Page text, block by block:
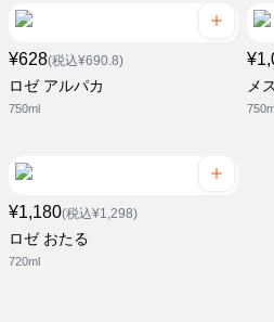
¥628(税込¥690.8)
ロゼ アルパカ
750ml
メ
¥1,180(税込¥1,298)
ロゼ おたる
720ml